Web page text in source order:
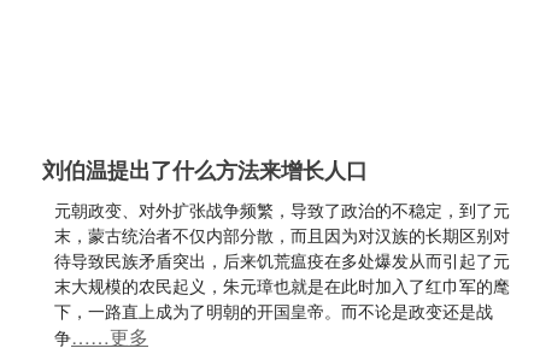
刘伯温提出了什么方法来增长人口
元朝政变、对外扩张战争频繁，导致了政治的不稳定，到了元
末，蒙古统治者不仅内部分散，而且因为对汉族的长期区别对
待导致民族矛盾突出，后来饥荒瘟疫在多处爆发从而引起了元
末大规模的农民起义，朱元璋也就是在此时加入了红巾军的麾
下，一路直上成为了明朝的开国皇帝。而不论是政变还是战
争……更多